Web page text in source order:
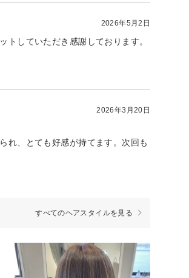
2026年5月2日
していただき感謝しております。
2026年3月20日
れ、とても好感が持てます。次回も
すべてのヘアスタイルを見る